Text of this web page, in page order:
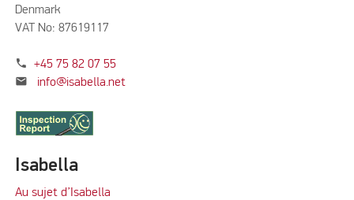
Denmark
VAT No: 87619117
phone +45 75 82 07 55
mail info@isabella.net
Isabella
Au sujet d’Isabella